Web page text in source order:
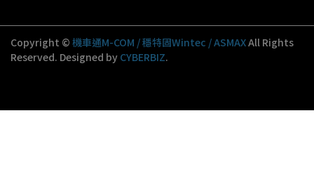
Copyright © 機車通M-COM / 穩特固Wintec / ASMAXAll Rights
Reserved. Designed by CYBERBIZ.